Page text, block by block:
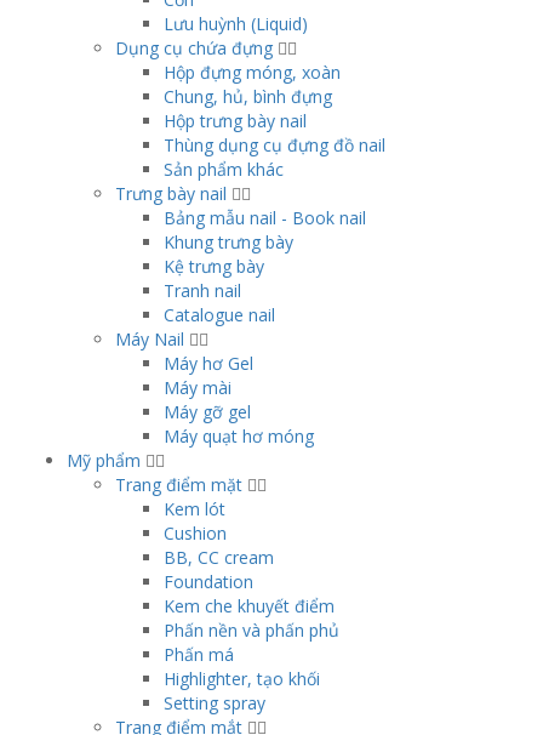
Lưu huỳnh (Liquid)
Dụng cụ chứa đựng
Hộp đựng móng, xoàn
Chung, hủ, bình đựng
Hộp trưng bày nail
Thùng dụng cụ đựng đồ nail
Sản phẩm khác
Trưng bày nail
Bảng mẫu nail - Book nail
Khung trưng bày
Kệ trưng bày
Tranh nail
Catalogue nail
Máy Nail
Máy hơ Gel
Máy mài
Máy gỡ gel
Máy quạt hơ móng
Mỹ phẩm
Trang điểm mặt
Kem lót
Cushion
BB, CC cream
Foundation
Kem che khuyết điểm
Phấn nền và phấn phủ
Phấn má
Highlighter, tạo khối
Setting spray
Trang điểm mắt